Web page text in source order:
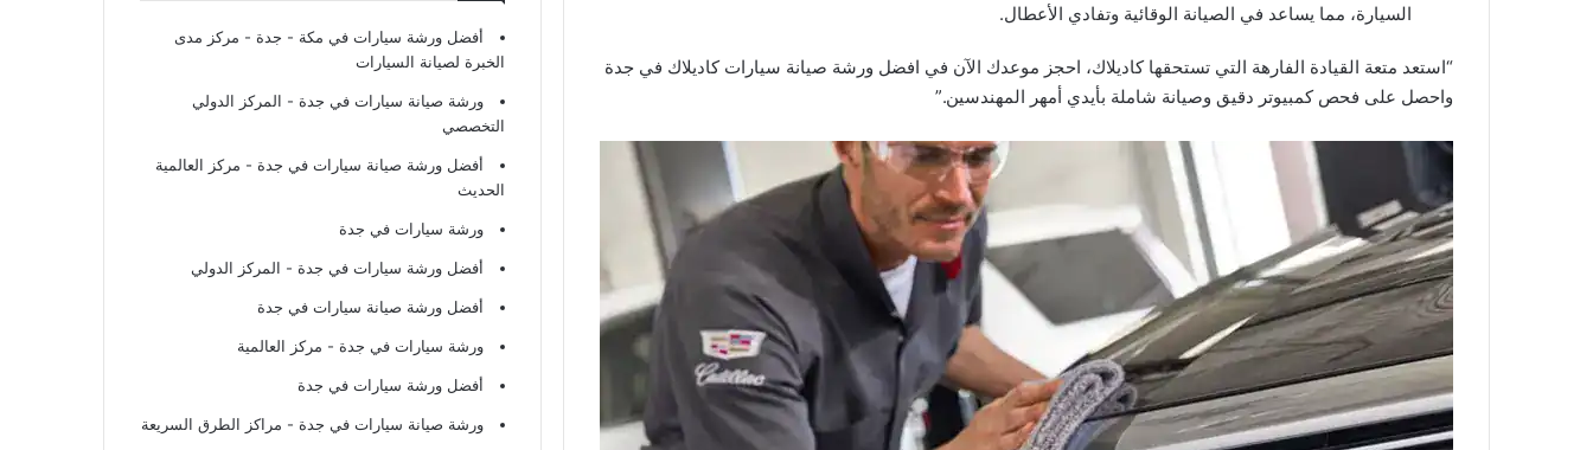
السيارة، مما يساعد في الصيانة الوقائية وتفادي الأعطال.
“استعد متعة القيادة الفارهة التي تستحقها كاديلاك، احجز موعدك الآن في افضل ورشة صيانة سيارات كاديلاك في جدة
واحصل على فحص كمبيوتر دقيق وصيانة شاملة بأيدي أمهر المهندسين.”
أفضل ورشة سيارات في مكة - جدة - مركز مدى
الخبرة لصيانة السيارات
ورشة صيانة سيارات في جدة - المركز الدولي
التخصصي
أفضل ورشة صيانة سيارات في جدة - مركز العالمية
الحديث
ورشة سيارات في جدة
أفضل ورشة سيارات في جدة - المركز الدولي
أفضل ورشة صيانة سيارات في جدة
ورشة سيارات في جدة - مركز العالمية
أفضل ورشة سيارات في جدة
ورشة صيانة سيارات في جدة - مراكز الطرق السريعة